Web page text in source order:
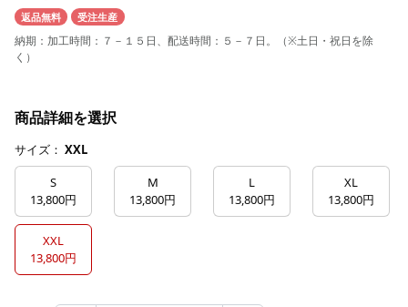
返品無料 受注生産
納期：加工時間：７－１５日、配送時間：５－７日。（※土日・祝日を除
く）
商品詳細を選択
サイズ： XXL
S
13,800円
M
13,800円
L
13,800円
XL
13,800円
XXL
13,800円